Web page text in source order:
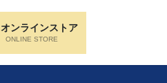
オンラインストア
ONLINE STORE